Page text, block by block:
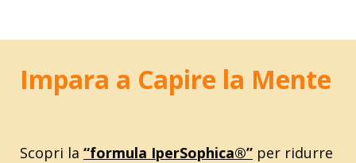
Impara a Capire la Mente
Scopri la “formula IperSophica®” per ridurre